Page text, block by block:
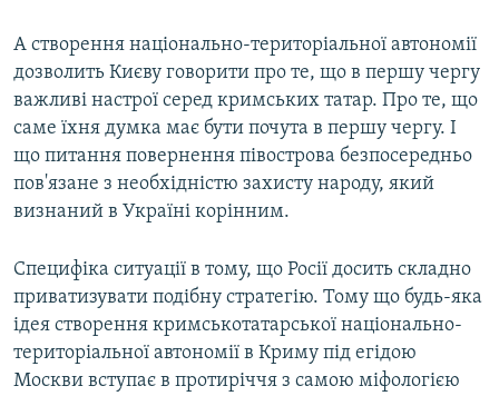
А створення національно-територіальної автономії
дозволить Києву говорити про те, що в першу чергу
важливі настрої серед кримських татар. Про те, що
саме їхня думка має бути почута в першу чергу. І
що питання повернення півострова безпосередньо
пов'язане з необхідністю захисту народу, який
визнаний в Україні корінним.
Специфіка ситуації в тому, що Росії досить складно
приватизувати подібну стратегію. Тому що будь-яка
ідея створення кримськотатарської національно-
територіальної автономії в Криму під егідою
Москви вступає в протиріччя з самою міфологією